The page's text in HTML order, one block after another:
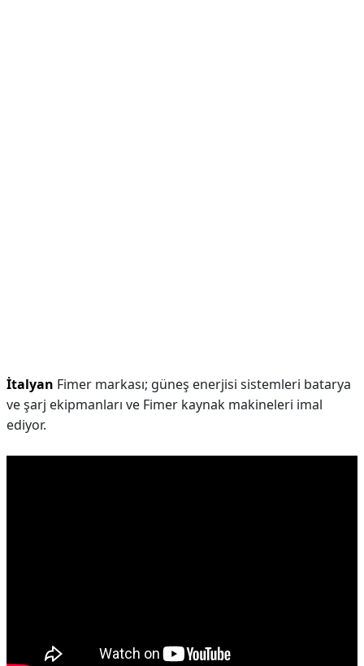
İtalyan Fimer markası; güneş enerjisi sistemleri batarya
ve şarj ekipmanları ve Fimer kaynak makineleri imal
ediyor.